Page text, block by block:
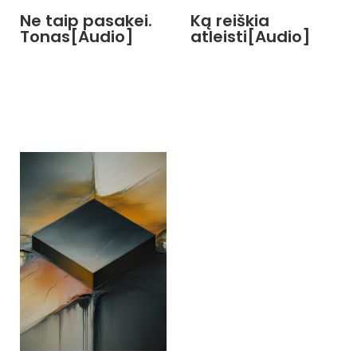
Ne taip pasakei.
Tonas[Audio]
Ką reiškia
atleisti[Audio]